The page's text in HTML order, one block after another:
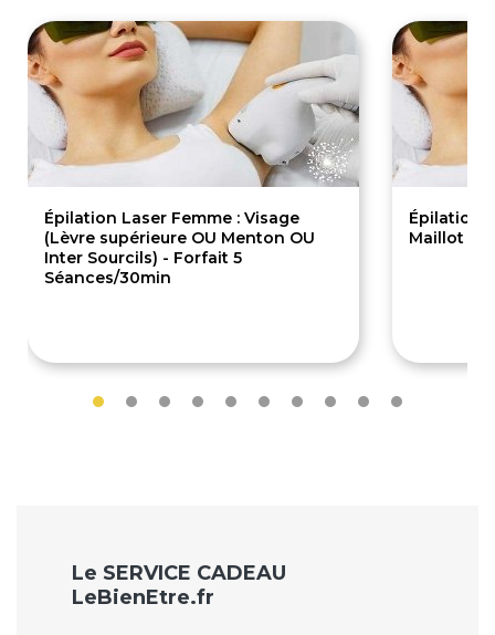
Épilation Laser Femme : Visage
(Lèvre supérieure OU Menton OU
Inter Sourcils) - Forfait 5
Séances/30min
Épilation
Maillot
Le SERVICE CADEAU
LeBienEtre.fr